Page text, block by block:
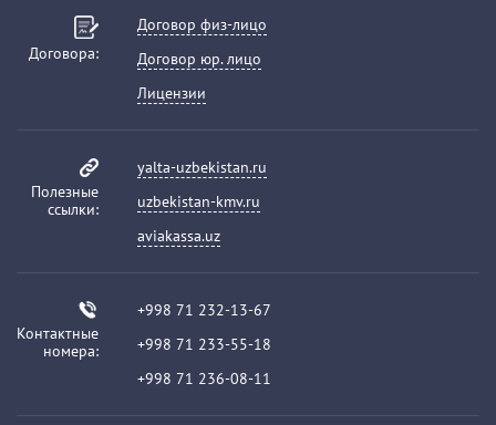
Договора:
Договор физ-лицо
Договор юр. лицо
Лицензии
Полезные
ссылки:
yalta-uzbekistan.ru
uzbekistan-kmv.ru
aviakassa.uz
Контактные
номера:
+998 71 232-13-67
+998 71 233-55-18
+998 71 236-08-11